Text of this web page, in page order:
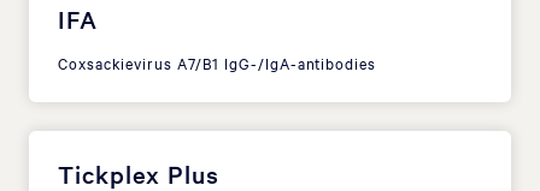
IFA
Coxsackievirus A7/B1 IgG-/IgA-antibodies
Tickplex Plus